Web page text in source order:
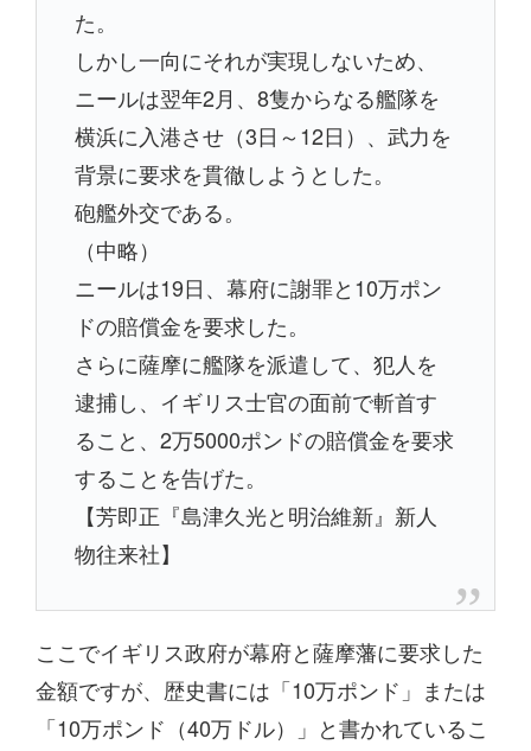
た。
しかし一向にそれが実現しないため、
ニールは翌年2月、8隻からなる艦隊を
横浜に入港させ（3日～12日）、武力を
背景に要求を貫徹しようとした。
砲艦外交である。
（中略）
ニールは19日、幕府に謝罪と10万ポン
ドの賠償金を要求した。
さらに薩摩に艦隊を派遣して、犯人を
逮捕し、イギリス士官の面前で斬首す
ること、2万5000ポンドの賠償金を要求
することを告げた。
【芳即正『島津久光と明治維新』新人
物往来社】
ここでイギリス政府が幕府と薩摩藩に要求した
金額ですが、歴史書には「10万ポンド」または
「10万ポンド（40万ドル）」と書かれているこ